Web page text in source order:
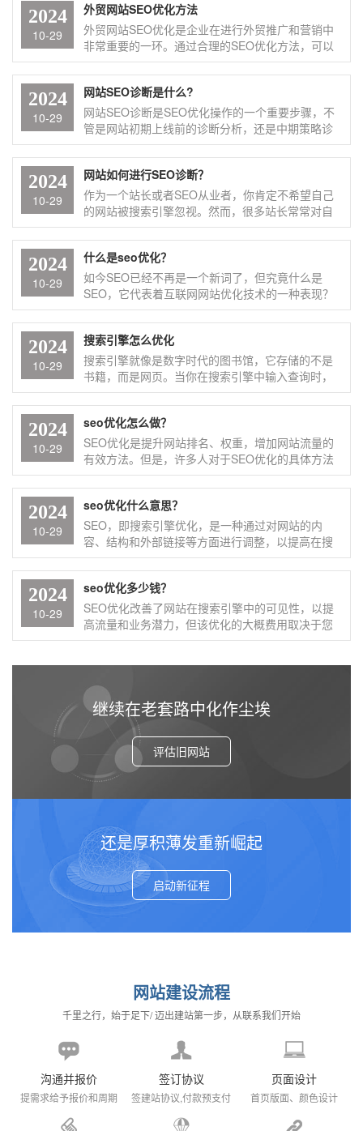
2024
10-29
外贸网站SEO优化方法
外贸网站SEO优化是企业在进行外贸推广和营销中
非常重要的一环。通过合理的SEO优化方法，可以
让企业的外贸网站在搜索引擎中获得更好的排名和
曝光，从而吸引更多的潜在客户和流量。以下是一
些常用的外贸网站SEO优化方法：1，关键词研究：
使用工具研究高搜索量、低竞争度的关键词，并合
理布局于网站内容中。2，内容优化：发布高质量、
原创的内容，确保内容与关键词紧密相关，提高用
户体验。3，网站结构优化：简化网站结构，保持清
晰的层次和导航，便于搜索引擎抓取和理解。4，外
部链接建设：积极建立高质量的外部链接，提高网
站的权威性和可信度。5，技术优化：确保网站加载
速度快，适配移动设备，提高用户体验和搜索引擎
友好性。
2024
10-29
网站SEO诊断是什么?
网站SEO诊断是SEO优化操作的一个重要步骤，不
管是网站初期上线前的诊断分析，还是中期策略诊
断分析，都需要做好一个网站诊断报告，尤其是在
企业上班的SEOer，都需要定期给老板做一分网站
优化诊断报告，而对于新手来说，如何去做网站
SEO诊断就成了难题，具体而言，SEO诊断包括以
下几个方面：1，基础分析：检查网站的服务器状
态、域名情况、流量来源等基本指标。2，结构和导
航诊断：评估网站的结构是否清晰，导航是否完
善，如头部、产品、底部导航以及是否应用了网站
地图等。3，内容诊断：分析网站内容的质量、更新
频率、关键词分布等，检查是否存在关键词堆砌、
内容违规等问题。4，技术因素诊断：包括网站加载
速度、代码优化情况（如是否使用Robots.txt文件、
DIV+CSS布局等）、移动友好性等。5，链接诊断：
分析外部链接的质量和数量，以及内部链接的合理
性。
2024
10-29
网站如何进行SEO诊断？
作为一个站长或者SEO从业者，你肯定不希望自己
的网站被搜索引擎忽视。然而，很多站长常常对自
己网站的状况视而不见，认为只要有流量就好。其
实，网站的SEO做好了，流量和用户体验也会越来
越好。那么，如何让自己的网站进行一次完整的
SEO诊断呢？1，基本诊断：检查服务器功能和配
置，分析网站PR值、排名、收录及流量来源。2，
网站结构：评估是否有利于搜索引擎爬行，如导航
是否清晰、是否使用网站地图等。3，内容诊断：分
析内容更新频率、质量，检查关键词分布、密度及
图片alt属性等。4，技术因素：检查网站加载速度、
是否使用优化技术如XML Sitemap、META标签等。
5，链接诊断：分析外部链接的质量和数量，确保与
网站主题相关。
2024
10-29
什么是seo优化？
如今SEO已经不再是一个新词了，但究竟什么是
SEO，它代表着互联网网站优化技术的一种表现？
全名SEO(SearchEngineOptimization)，简称
SEO，中文译为搜索引擎优化，看着很熟悉，首先
应该去了解搜索引擎的自然排名机制，建立在这个
机制之上，就可以对网站内外进行全面的调整优
化。简而言之，SEO就是把网站排名放在搜索结果
页面最前面。这种优化手段主要是根据搜索引擎的
工作原理和排名规则，通过技术手段使网站更易于
被搜索引擎收录和识别，并提高用户体验。SEO优
化包括关键词研究、内容优化、网站结构优化、外
部链接建设等多个方面，旨在帮助网站在竞争激烈
的互联网环境中脱颖而出，吸引更多的潜在用户。
2024
10-29
搜索引擎怎么优化
搜索引擎就像是数字时代的图书馆，它存储的不是
书籍，而是网页。当你在搜索引擎中输入查询时，
它会浏览索引中的所有页面，并返回最相关的结
果，所以它是一种称为算法的计算机程序。搜索引
擎怎么优化？1，关键词研究：首先进行关键词分
析，找出与网站内容相关且搜索量适中的关键词，
同时考虑关键词的竞争程度。2，内容优化：确保网
站内容高质量、原创，并围绕目标关键词进行撰
写。内容应丰富且符合用户需求，提高网站在搜索
引擎中的权重。3，网站结构优化：简化网站结构，
保持清晰的层次和导航。网站的目录结构应趋于扁
平化，目录最深不超过3层，以提高搜索引擎的抓取
效率。4，外部链接建设：通过与其他网站建立友情
链接、发布优质内容吸引自然链接等方式，提高网
站的外部链接质量和数量。5，技术优化：确保网站
加载速度快，使用静态页面和URL优化技术。同
时，确保网站在移动设备上的友好性。6，持续监测
与调整：定期监测网站的SEO效果，根据数据分析
2024
10-29
seo优化怎么做？
SEO优化是提升网站排名、权重，增加网站流量的
有效方法。但是，许多人对于SEO优化的具体方法
并不了解。为了让网站的SEO优化达到最好的效
果，需要掌握一些SEO技巧！1，关键词研究：首
先，确定与你的业务或内容相关的关键词。使用工
具来分析这些关键词的搜索量和竞争程度。2，优化
网站结构：确保你的网站结构清晰、易于导航，且
URL结构简洁明了。3，内容创建：发布高质量、原
创的内容，并确保内容与你的目标关键词紧密相
关。4，内部链接：在网站内部建立良好的链接结
构，帮助搜索引擎和用户更好地理解你的网站内
容。5，外部链接建设：获取来自其他高质量网站的
外部链接，这可以提升你网站的权威性和排名。6，
并修复任何可能阻碍搜索引擎抓取的问题。7，持续
监测和调整：使用SEO工具来监测你的排名和流
量，并根据数据进行必要的调整
2024
10-29
seo优化什么意思？
SEO，即搜索引擎优化，是一种通过对网站的内
容、结构和外部链接等方面进行调整，以提高在搜
索引擎搜索结果中排名的技术。通过SEO优化，网
站可以在搜索引擎中获得更多的曝光，吸引更多的
受众，进而提升网站的点击率、访问量和转化率，
实现商业价值的最大化。具体来说，SEO优化主要
包括以下几个方面：1,关键词研究：通过分析用户
搜索行为和竞争对手情况，确定网站需要优化的关
航等，使搜索引擎能够更好地抓取和索引网站内
容。3,内容优化：创建高质量、原创且与关键词相
关的内容，提高网站在搜索引擎中的权重和排名。
4,外部链接建设：通过与其他网站建立友情链接、
发布优质内容吸引自然链接等方式，提高网站的外
部链接质量和数量，进一步提升网站排名。
2024
10-29
seo优化多少钱？
SEO优化改善了网站在搜索引擎中的可见性，以提
高流量和业务潜力，但该优化的大概费用取决于您
的网站大小和要实现的目标。SEO优化的价格因多
也相应增加。例如，搜索次数在100以下的关键词费
用可能在4k~8k，而搜索次数达到1000以上的关键
词费用可能高达200k。2,网站规模与复杂度：大型
网站或需要全面优化的网站费用更高。3,优化目标
与周期：基本SEO优化可能每月500~2000元，而高
级SEO优化可能每月达8000元。长期优化的费用也
会更高。4,服务提供商选择：不同的SEO服务提供
商定价和服务质量不同，需要综合考虑价格、服务
继续在老套路中化作尘埃
评估旧网站
还是厚积薄发重新崛起
启动新征程
网站建设流程
千里之行，始于足下/ 迈出建站第一步，从联系我们开始
沟通并报价
提需求给予报价和周期
签订协议
签建站协议,付款预支付
页面设计
首页版面、颜色设计